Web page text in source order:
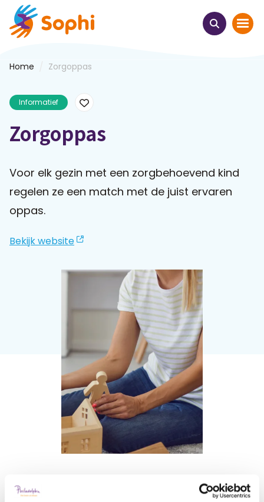
Thema's
Uit het hart
Leren & ontmoeten
E-learnings
Sophi
Over
Sophi
Home Zorgoppas
Informatief
Zorgoppas
Voor elk gezin met een zorgbehoevend kind
regelen ze een match met de juist ervaren
oppas.
Bekijk website